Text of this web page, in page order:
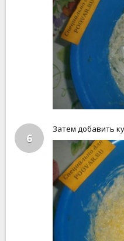
6
Затем добавить